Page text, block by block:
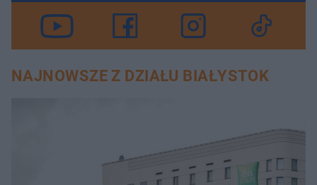
NAJNOWSZE Z DZIAŁU BIAŁYSTOK